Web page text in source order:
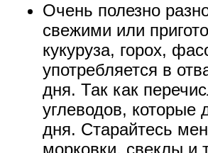
Очень полезно
свежими или
кукуруза, горох,
употребляется в
дня. Так как
углеводов, которые
дня. Старайтесь
морковки, свеклы и